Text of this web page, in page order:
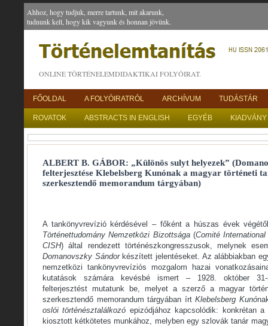
Ahhoz, hogy tudjuk, merre tartunk, mit akarunk,
tudnunk kell, hogy kik vagyunk és honnan jövünk.
ONLINE TÖRTÉNELEMDIDAKTIKAI FOLYÓIRAT.
FŐOLDAL A FOLYÓIRATRÓL ARCHÍVUM TUDÁSTÁR
ROVATOK ABSTRACTS IN ENGLISH EGYÉB
ALBERT B. GÁBOR: „Különös sulyt helyezek”
felterjesztése Klebelsberg Kunónak a magyar történeti
szerkesztendő memorandum tárgyában)
A tankönyvrevízió kérdésével – főként a húszas évek
Történettudomány Nemzetközi Bizottsága (Comité
CISH) által rendezett történészkongresszusok, melynek
Domanovszky Sándorkészített jelentéseket. Az alábbiakban
nemzetközi tankönyvrevíziós mozgalom hazai
kutatások számára kevésbé ismert – 1928. október
felterjesztést mutatunk be, melyet a szerző a magyar
szerkesztendő memorandum tárgyában írtKlebelsberg Kunó
oslói történésztalálkozó epizódjához kapcsolódik: konkrétan a
kiosztott kétkötetes munkához, melyben egy szlovák tanár